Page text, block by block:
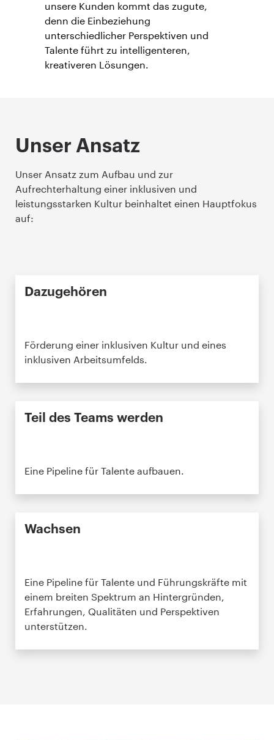
unsere Kunden kommt das zugute,
denn die Einbeziehung
unterschiedlicher Perspektiven und
Talente führt zu intelligenteren,
kreativeren Lösungen.
Unser Ansatz
Unser Ansatz zum Aufbau und zur
Aufrechterhaltung einer inklusiven und
leistungsstarken Kultur beinhaltet einen Hauptfokus
auf:
Dazugehören
Förderung einer inklusiven Kultur und eines
inklusiven Arbeitsumfelds.
Teil des Teams werden
Eine Pipeline für Talente aufbauen.
Wachsen
Eine Pipeline für Talente und Führungskräfte mit
einem breiten Spektrum an Hintergründen,
Erfahrungen, Qualitäten und Perspektiven
unterstützen.